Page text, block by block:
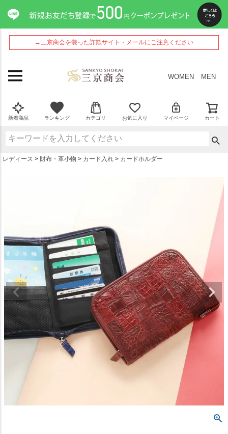
→三京商会を装った詐欺サイト・メールにご注意ください
WOMEN MEN
新着商品 ランキング カテゴリ お気に入り マイページ カート
レディース 財布・革小物 カード入れ カードホルダー
ペー
ジト
ップ
へ